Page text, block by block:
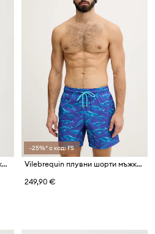
Vilebrequin тениска с яка мъжка от памук PALATIN
-25%* с код: FS
Vilebrequin плувни шорти мъжки MAHINA
249,90 €